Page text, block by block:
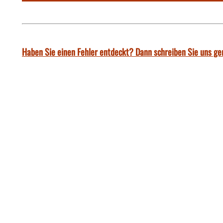
Haben Sie einen Fehler entdeckt? Dann schreiben Sie uns